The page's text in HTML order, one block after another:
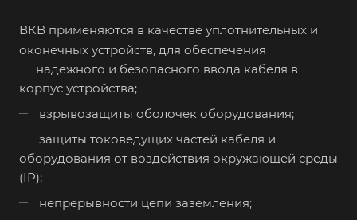
ВКВ применяются в качестве уплотнительных и
оконечных устройств, для обеспечения
надежного и безопасного ввода кабеля в
корпус устройства;
взрывозащиты оболочек оборудования;
защиты токоведущих частей кабеля и
оборудования от воздействия окружающей среды
(IP);
непрерывности цепи заземления;